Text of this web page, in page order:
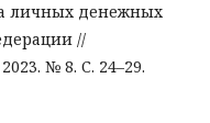
личных денежных
//
№ 8. С. 24–29.